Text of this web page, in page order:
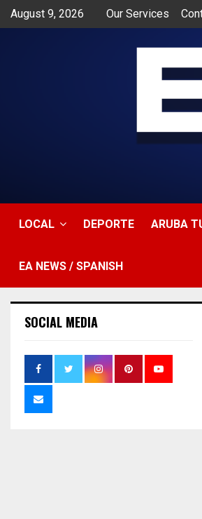
August 9, 2026 Our Services
LOCAL DEPORTE ARUBA
EA NEWS / SPANISH
SOCIAL MEDIA